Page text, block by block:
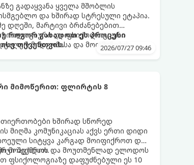
გადაყვანა ყველა მშობლის
და ხშირად სტრესული ეტაპია.
დღეში, მარტივი ბრძანებებით
და ფსიქოლოგიური
მიდგომასა და მოთმინებას
როგორ გახადოთ ეს პროცესი
თქვენთვის.
2026/07/27 09:46
მიმოწერით: ფლირტის 8
ხშირად სწორედ
მიღმა კომუნიკაციას აქვს ერთი დიდი
სიტყვა კარგად მოიფიქროთ და
შექმნათ.
მოაცილოს და მოუთმენლად ელოდოს
ფსიქოლოგიაზე დაფუძნებული ეს 10